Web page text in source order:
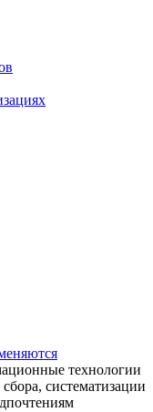
технологии
систематизации